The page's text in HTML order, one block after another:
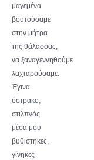
μαγεμένα
βουτούσαμε
στην μήτρα
της θάλασσας,
να ξαναγεννηθούμε
λαχταρούσαμε.
Έγινα
όστρακο,
στιλπνός
μέσα μου
βυθίστηκες,
γίνηκες